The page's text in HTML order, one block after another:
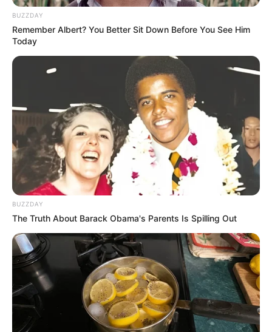
Ambyar! 10 Kalimat Baper
Pakai Bahasa Jawa Ini Bikin
Galau Abis
Fail! 10 Potret Makanan Gagal
Dimasak yang Bikin Kamu
Nggak Selera
10 Pose Manekin Anti
Mainstream yang Konyol
BUZZDAY
Remember Albert? You Better Sit Down Before You See Him
Today
BUZZDAY
The Truth About Barack Obama's Parents Is Spilling Out